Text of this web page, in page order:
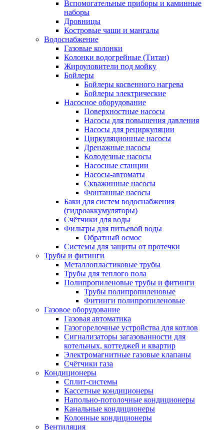
Вспомогательные приборы и каминные
наборы
Дровницы
Костровые чаши и мангалы
Водоснабжение
Газовые колонки
Колонки водогрейные (Титан)
Жироуловители под мойку
Бойлеры
Бойлеры косвенного нагрева
Бойлеры электрические
Насосное оборудование
Поверхностные насосы
Насосы для повышения давления
Насосы для рециркуляции
Циркуляционные насосы
Дренажные насосы
Колодезные насосы
Насосные станции
Насосы-автоматы
Скважинные насосы
Фонтанные насосы
Баки для систем водоснабжения
(гидроаккумуляторы)
Счётчики для воды
Фильтры для питьевой воды
Обратный осмос
Системы для защиты от протечки
Трубы и фитинги
Металлопластиковые трубы
Трубы для теплого пола
Полипропиленовые трубы и фитинги
Трубы полипропиленовые
Фитинги полипропиленовые
Газовое оборудование
Газовая автоматика
Газогорелочные устройства для котлов
Сигнализаторы загазованности для
котельных, коттеджей и квартир
Электромагнитные газовые клапаны
Счётчики газа
Кондиционеры
Сплит-системы
Кассетные кондиционеры
Напольно-потолочные кондиционеры
Канальные кондиционеры
Колонные кондиционеры
Вентиляция